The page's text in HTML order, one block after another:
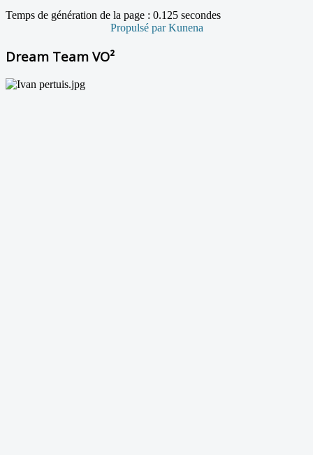
Temps de génération de la page : 0.125 secondes
Propulsé parKunena
Dream Team VO²